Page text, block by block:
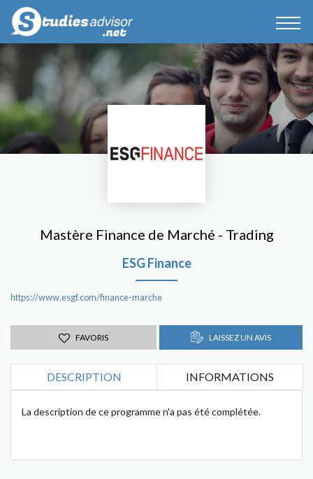
Mastère Finance de Marché - Trading
ESG Finance
https://www.esgf.com/finance-marche
FAVORIS LAISSEZ UN AVIS
DESCRIPTION INFORMATIONS
La description de ce programme n'a pas été complétée.